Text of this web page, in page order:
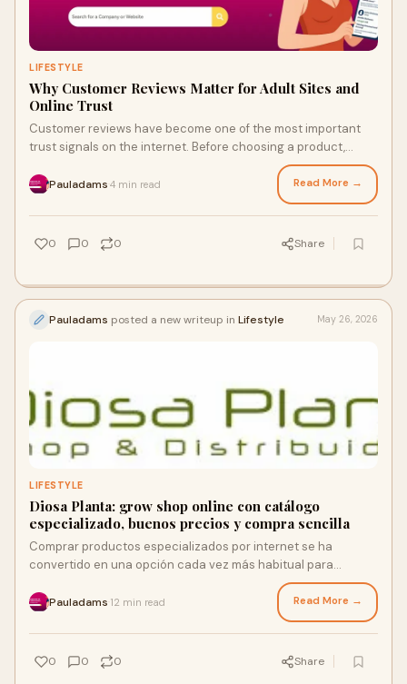
LIFESTYLE
Why Customer Reviews Matter for Adult Sites and
Online Trust
Customer reviews have become one of the most important
trust signals on the internet. Before choosing a product,
Pauladams 4 min read Read More →
0 0 0 Share
Pauladams posted a new writeup in Lifestyle May 26, 2026
LIFESTYLE
Diosa Planta: grow shop online con catálogo
especializado, buenos precios y compra sencilla
Comprar productos especializados por internet se ha
convertido en una opción cada vez más habitual para
usuarios que buscan comodidad, variedad y precios com...
Pauladams 12 min read Read More →
0 0 0 Share